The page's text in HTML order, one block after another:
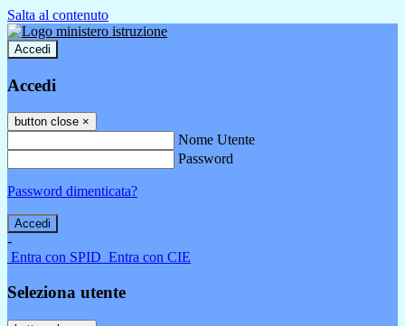
Salta al contenuto
Accedi
Accedi
button close ×
Nome Utente
Password
Password dimenticata?
-
Entra con SPID Entra con CIE
Seleziona utente